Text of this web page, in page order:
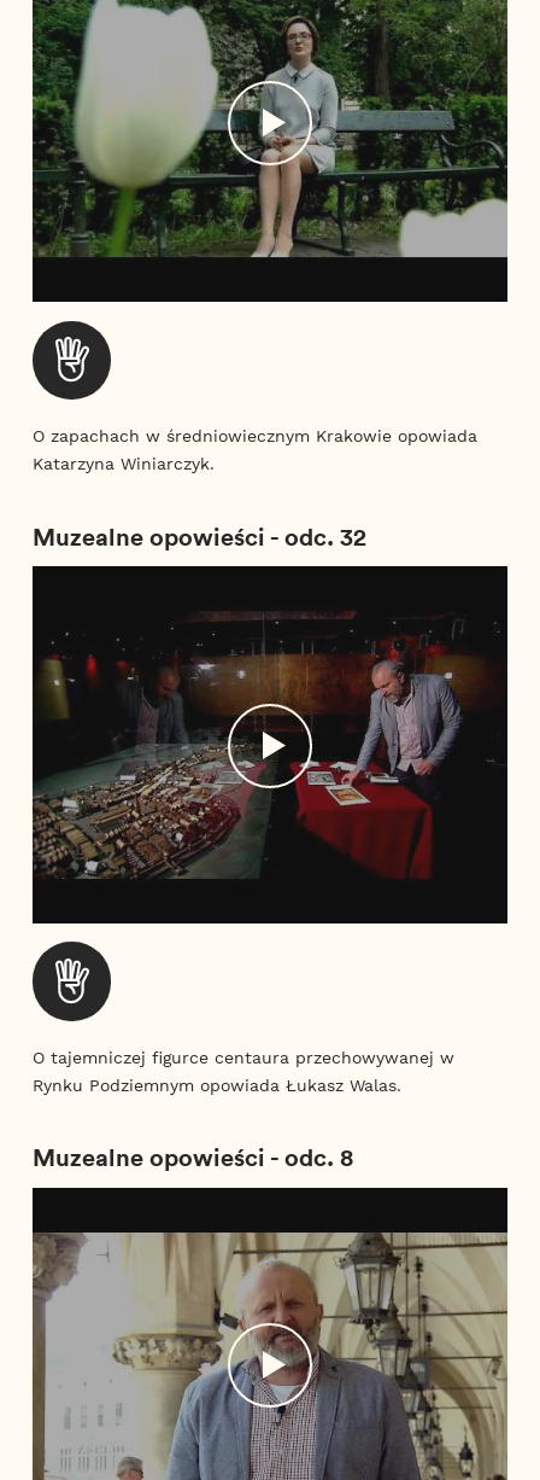
O zapachach w średniowiecznym Krakowie opowiada
Katarzyna Winiarczyk.
Muzealne opowieści - odc. 32
O tajemniczej figurce centaura przechowywanej w
Rynku Podziemnym opowiada Łukasz Walas.
Muzealne opowieści - odc. 8